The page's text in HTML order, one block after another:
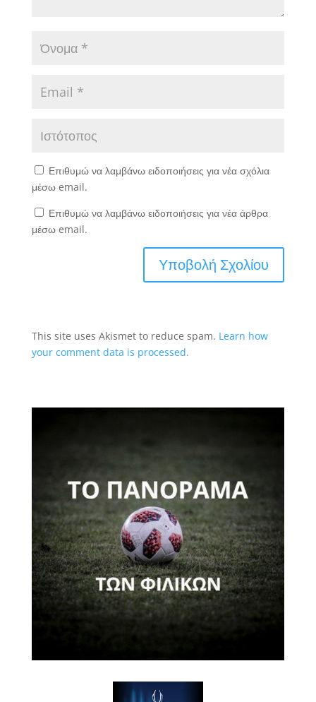
Επιθυμώ να λαμβάνω ειδοποιήσεις για νέα σχόλια
μέσω email.
Επιθυμώ να λαμβάνω ειδοποιήσεις για νέα άρθρα
μέσω email.
This site uses Akismet to reduce spam. Learn how
your comment data is processed.